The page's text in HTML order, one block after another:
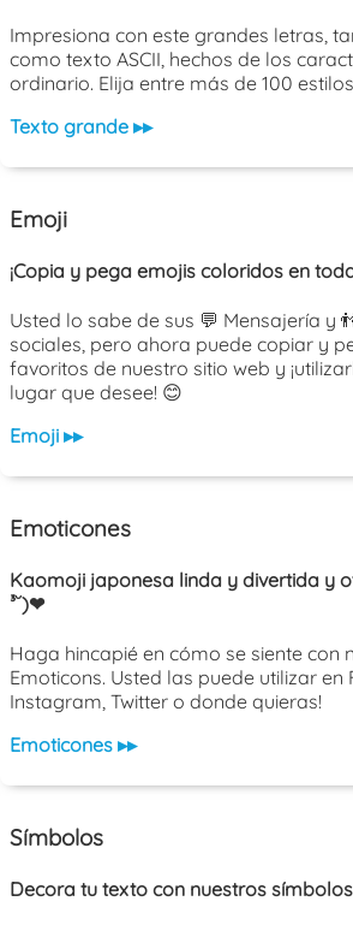
Impresiona con este grandes letras,
como texto ASCII, hechos de los
ordinario. Elija entre más de 100
Texto grande ▸▸
Emoji
¡Copia y pega emojis coloridos en
Usted lo sabe de sus 💬 Mensajería y
sociales, pero ahora puede copiar y
favoritos de nuestro sitio web y
lugar que desee! 😊
Emoji ▸▸
Emoticones
Kaomoji japonesa linda y divertida y
³˘)❤
Haga hincapié en cómo se siente con
Emoticons. Usted las puede utilizar en
Instagram, Twitter o donde quieras!
Emoticones ▸▸
Símbolos
Decora tu texto con nuestros